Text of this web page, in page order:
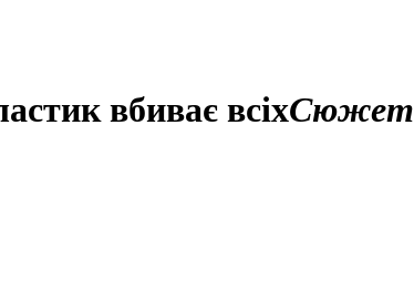
вбиває всіхСюжет